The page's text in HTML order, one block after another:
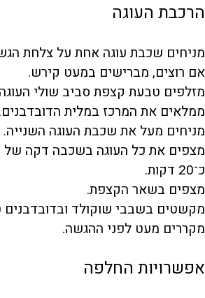
הרכבת העוגה
מניחים שכבת עוגה אחת על צלחת
אם רוצים, מברישים במעט קירש.
מזלפים טבעת קצפת סביב שולי
ממלאים את המרכז במלית הדובדבנים.
מניחים מעל את שכבת העוגה השנייה.
מצפים את כל העוגה בשכבה דקה של
כ־20 דקות.
מצפים בשאר הקצפת.
מקשטים בשבבי שוקולד ובדובדבנים
מקררים מעט לפני ההגשה.
אפשרויות החלפה